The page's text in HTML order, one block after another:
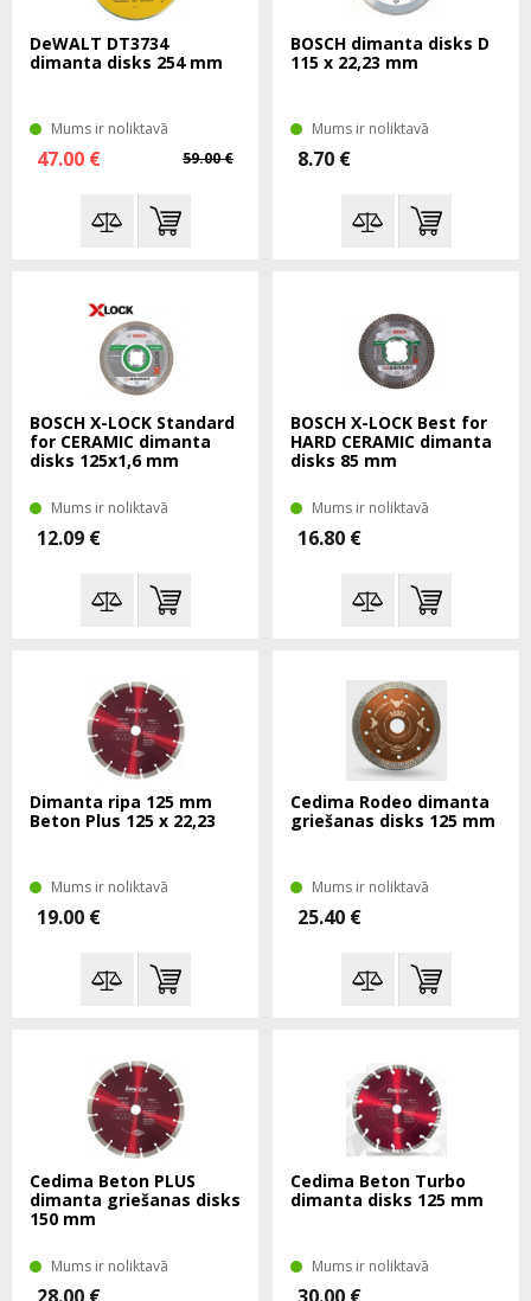
DeWALT DT3734
dimanta disks 254 mm
Mums ir noliktavā
59.00 €
47.00 €
BOSCH dimanta disks D
115 x 22,23 mm
Mums ir noliktavā
8.70 €
BOSCH X-LOCK Standard
for CERAMIC dimanta
disks 125x1,6 mm
Mums ir noliktavā
12.09 €
BOSCH X-LOCK Best for
HARD CERAMIC dimanta
disks 85 mm
Mums ir noliktavā
16.80 €
Dimanta ripa 125 mm
Beton Plus 125 x 22,23
Mums ir noliktavā
19.00 €
Cedima Rodeo dimanta
griešanas disks 125 mm
Mums ir noliktavā
25.40 €
Cedima Beton PLUS
dimanta griešanas disks
150 mm
Mums ir noliktavā
Cedima Beton Turbo
dimanta disks 125 mm
Mums ir noliktavā